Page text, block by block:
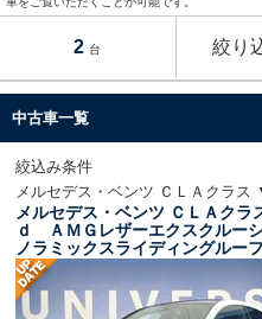
2 台 絞り
中古車一覧
絞込み条件
メルセデス・ベンツ ＣＬＡクラ
メルセデス・ベンツ ＣＬＡクラ
ｄ ＡＭＧレザーエクスクルー
ノラミックスライディングルー
クルーシブ／アドバンスド／ナ
ーダーセーフティパッケージ
０度カメラシステム ヘッドア